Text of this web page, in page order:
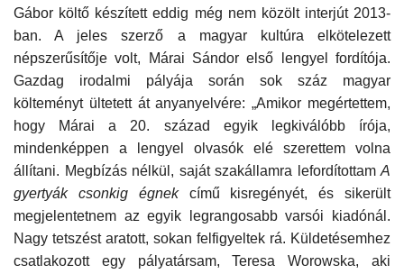
Sajtó
Rendezvény
Humor
Napló postája
Galéria
Újság Archívum
Gábor költő készített eddig még nem közölt interjút 2013-
ban. A jeles szerző a magyar kultúra elkötelezett
népszerűsítője volt, Márai Sándor első lengyel fordítója.
Gazdag irodalmi pályája során sok száz magyar
költeményt ültetett át anyanyelvére: „Amikor megértettem,
hogy Márai a 20. század egyik legkiválóbb írója,
mindenképpen a lengyel olvasók elé szerettem volna
állítani. Megbízás nélkül, saját szakállamra lefordítottamA
gyertyák csonkig égnekcímű kisregényét, és sikerült
megjelentetnem az egyik legrangosabb varsói kiadónál.
Nagy tetszést aratott, sokan felfigyeltek rá. Küldetésemhez
csatlakozott egy pályatársam, Teresa Worowska, aki